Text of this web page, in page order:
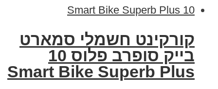
קורקינט חשמלי סמארט
בייק סופרב פלוס 10
Smart Bike Superb Plus